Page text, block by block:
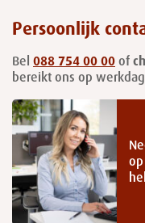
Persoonlijk
Bel 088 754 00 00 of
bereikt ons op